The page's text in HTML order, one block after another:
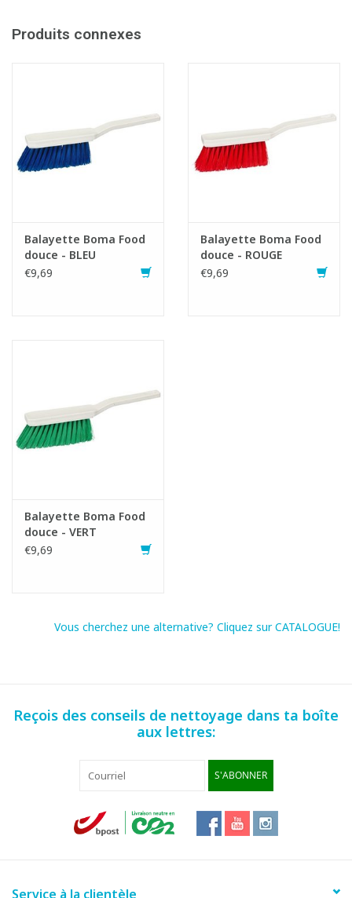
Produits connexes
Balayette Boma Food
douce - BLEU
€9,69
Balayette Boma Food
douce - ROUGE
€9,69
Balayette Boma Food
douce - VERT
€9,69
Vous cherchez une alternative? Cliquez sur CATALOGUE!
Reçois des conseils de nettoyage dans ta boîte
aux lettres:
S'ABONNER
Service à la clientèle